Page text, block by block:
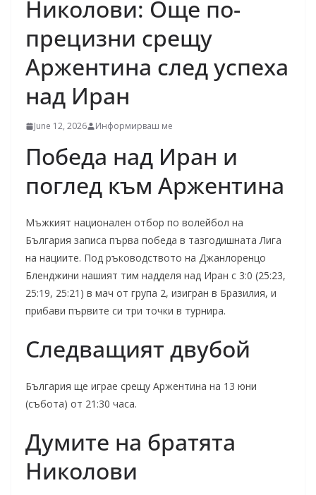
Николови: Още по-
прецизни срещу
Аржентина след успеха
над Иран
June 12, 2026 Информирваш ме
Победа над Иран и
поглед към Аржентина
Мъжкият национален отбор по волейбол на
България записа първа победа в тазгодишната Лига
на нациите. Под ръководството на Джанлоренцо
Бленджини нашият тим надделя над Иран с 3:0 (25:23,
25:19, 25:21) в мач от група 2, изигран в Бразилия, и
прибави първите си три точки в турнира.
Следващият двубой
България ще играе срещу Аржентина на 13 юни
(събота) от 21:30 часа.
Думите на братята
Николови